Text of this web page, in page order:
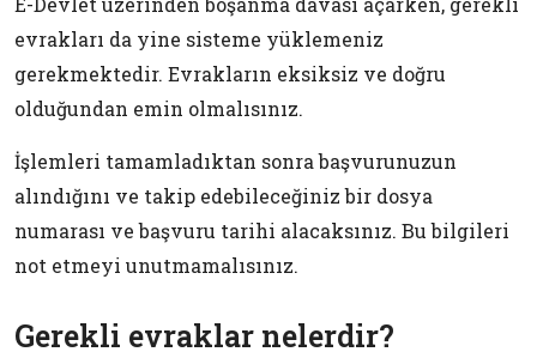
evrakları da yine sisteme yüklemeniz
gerekmektedir. Evrakların eksiksiz ve doğru
olduğundan emin olmalısınız.
İşlemleri tamamladıktan sonra başvurunuzun
alındığını ve takip edebileceğiniz bir dosya
numarası ve başvuru tarihi alacaksınız. Bu bilgileri
not etmeyi unutmamalısınız.
Gerekli evraklar nelerdir?